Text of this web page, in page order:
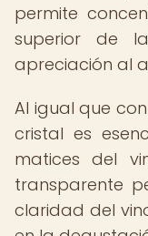
permite
superior de
apreciación al
Al igual que
cristal es
matices del
transparente
claridad del